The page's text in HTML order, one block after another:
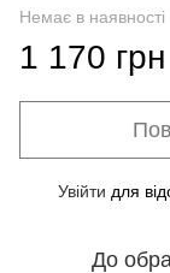
Немає в наявності
1 170 грн
Увійти для
До